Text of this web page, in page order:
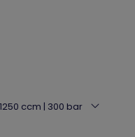
ccm | 300 bar